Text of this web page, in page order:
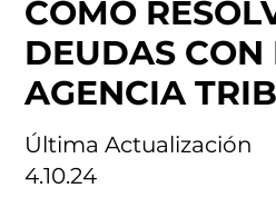
Última Actualización
4.10.24
CÓMO
DEUDAS CON
AGENCIA